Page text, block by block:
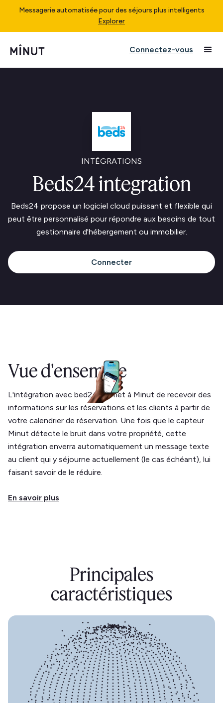
Messagerie automatisée pour des séjours plus intelligents
Explorer
Connectez-vous
INTÉGRATIONS
Beds24 integration
Beds24 propose un logiciel cloud puissant et flexible qui
peut être personnalisé pour répondre aux besoins de tout
gestionnaire d'hébergement ou immobilier.
Connecter
Vue d'ensemble
L'intégration avec bed24 permet à Minut de recevoir des
informations sur les réservations et les clients à partir de
votre calendrier de réservation. Une fois que le capteur
Minut détecte le bruit dans votre propriété, cette
intégration enverra automatiquement un message texte
au client qui y séjourne actuellement (le cas échéant), lui
faisant savoir de le réduire.
En savoir plus
Principales
caractéristiques